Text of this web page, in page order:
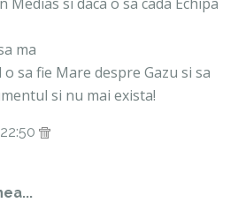
ma
sa fie Mare despre Gazu si sa
si nu mai exista!